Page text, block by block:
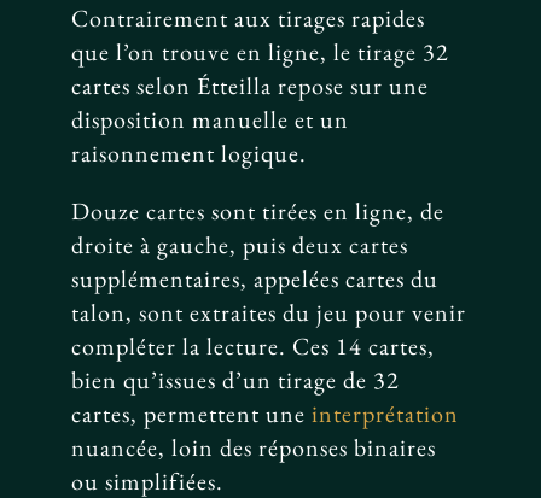
Contrairement aux tirages rapides
que l’on trouve en ligne, le tirage 32
cartes selon Étteilla repose sur une
disposition manuelle et un
raisonnement logique.
Douze cartes sont tirées en ligne, de
droite à gauche, puis deux cartes
supplémentaires, appelées cartes du
talon, sont extraites du jeu pour venir
compléter la lecture. Ces 14 cartes,
bien qu’issues d’un tirage de 32
cartes, permettent uneinterprétation
nuancée, loin des réponses binaires
ou simplifiées.